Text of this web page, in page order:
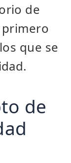
de
que se
de